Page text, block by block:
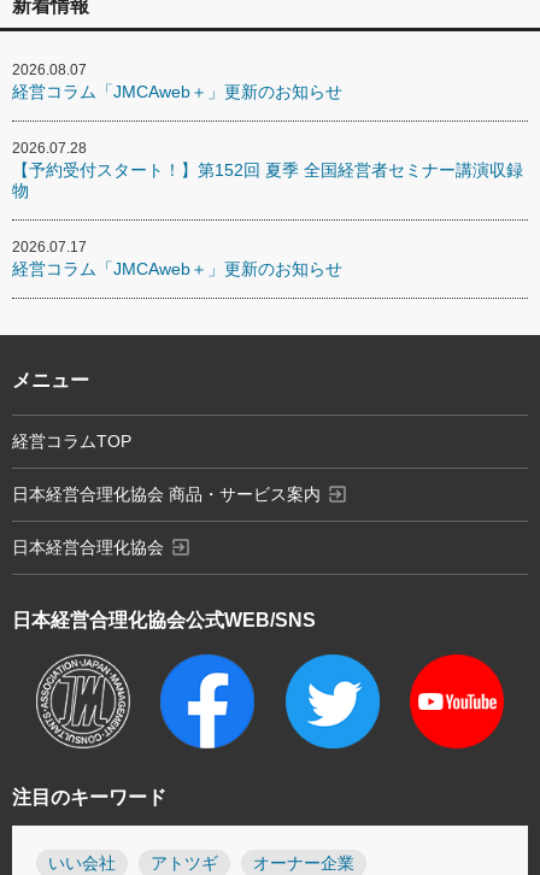
新着情報
2026.08.07
経営コラム「JMCAweb＋」更新のお知らせ
2026.07.28
【予約受付スタート！】第152回 夏季 全国経営者セミナー講演収録
物
2026.07.17
経営コラム「JMCAweb＋」更新のお知らせ
注目のキーワード
いい会社 アトツギ オーナー企業
日本経営合理化協会公式WEB/SNS
メニュー
経営コラムTOP
日本経営合理化協会 商品・サービス案内 exit_to_app
日本経営合理化協会 exit_to_app